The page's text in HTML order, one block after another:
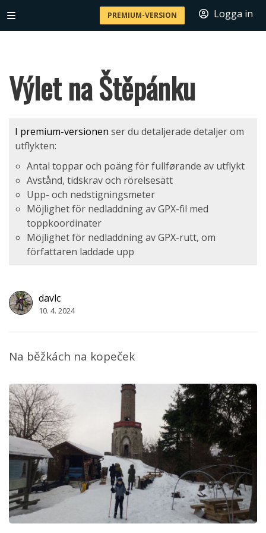
PREMIUM-VERSION Logga in
Výlet na Štěpánku
davlc
10. 4. 2024
Na běžkách na kopeček
I premium-versionen ser du detaljerade detaljer om
utflykten:
Antal toppar och poäng för fullførande av utflykt
Avstånd, tidskrav och rörelsesätt
Upp- och nedstigningsmeter
Möjlighet för nedladdning av GPX-fil med
toppkoordinater
Möjlighet för nedladdning av GPX-rutt, om
författaren laddade upp